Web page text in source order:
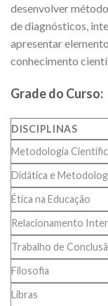
desenvolver
de diagnósticos,
apresentar
conhecimento
Grade do Curso:
DISCIPLINAS
Metodologia
Didática e
Ética na Educação
Relacionamento
Trabalho de
Filosofia
Libras